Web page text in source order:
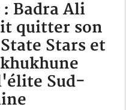
Badra Ali
quitter son
Stars et
Sud-